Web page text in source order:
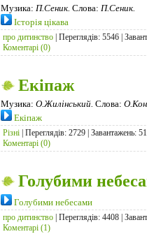
Музика: П.Сеник. Слова: П.Сеник.
Історія цікава
про дитинство | Переглядів: 5546 |
Коментарі (0)
Екіпаж
Музика: О.Жилінський. Слова:
Екіпаж
Різні | Переглядів: 2729 | Завантажень:
Коментарі (0)
Голубими
Голубими небесами
про дитинство | Переглядів: 4408 |
Коментарі (1)